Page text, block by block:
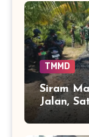
TMMD
Siram
Jalan,
Kualitas
Bangun